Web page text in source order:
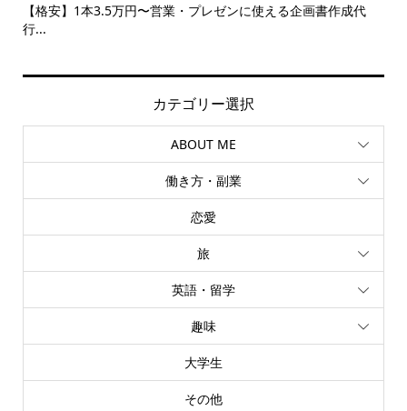
る企画書作成代
【サービス一覧】広報・企画・デザインの単発依
カテゴリー選択
ABOUT ME
働き方・副業
恋愛
旅
英語・留学
趣味
大学生
その他